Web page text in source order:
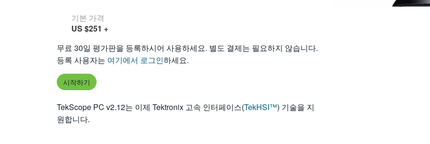
기본 가격
US $251 +
무료 30일 평가판을 등록하시어 사용하세요. 별도 결제는 필요하지 않습니다.
등록 사용자는 여기에서 로그인하세요.
시작하기
TekScope PC v2.12는 이제 Tektronix 고속 인터페이스(TekHSI™) 기술을 지
원합니다.